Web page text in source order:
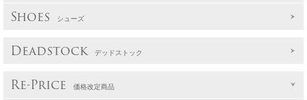
Shoes シューズ
Deadstock デッドストック
Re-Price 価格改定商品